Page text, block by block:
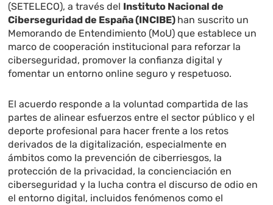
(SETELECO), a través del Instituto Nacional de
Ciberseguridad de España (INCIBE) han suscrito un
Memorando de Entendimiento (MoU) que establece un
marco de cooperación institucional para reforzar la
ciberseguridad, promover la confianza digital y
fomentar un entorno online seguro y respetuoso.
El acuerdo responde a la voluntad compartida de las
partes de alinear esfuerzos entre el sector público y el
deporte profesional para hacer frente a los retos
derivados de la digitalización, especialmente en
ámbitos como la prevención de ciberriesgos, la
protección de la privacidad, la concienciación en
ciberseguridad y la lucha contra el discurso de odio en
el entorno digital, incluidos fenómenos como el